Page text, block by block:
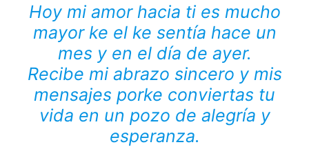
Hoy mi amor hacia ti es mucho
mayor ke el ke sentía hace un
mes y en el día de ayer.
Recibe mi abrazo sincero y mis
mensajes porke conviertas tu
vida en un pozo de alegría y
esperanza.